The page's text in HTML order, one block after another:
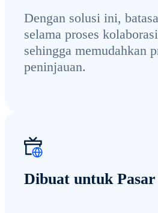
Dengan solusi ini,
selama proses
sehingga memudahkan
peninjauan.
Dibuat untuk